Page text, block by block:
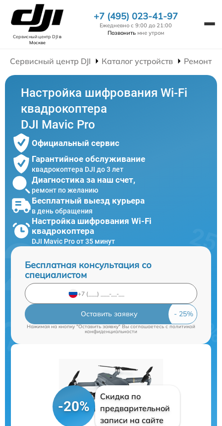
Сервисный центр DJIв
Москве
+7 (495) 023-41-97
Ежедневно с 9:00 до 21:00
Позвонить мне утром
Сервисный центр DJI Каталог устройств Ремонт
Настройка шифрования Wi-Fi
квадрокоптера
DJI Mavic Pro
Официальный сервис
Гарантийное обслуживание
квадрокоптера DJI до 3 лет
Диагностика за наш счет,
ремонт по желанию
Бесплатный выезд курьера
в день обращения
Настройка шифрования Wi-Fi
квадрокоптера
DJI Mavic Pro от 35 минут
Бесплатная консультация со
специалистом
Оставить заявку
Нажимая на кнопку "Оставить заявку" Вы соглашаетесь cполитикой
конфиденциальности
-20%
Скидка по
предварительной
записи на сайте